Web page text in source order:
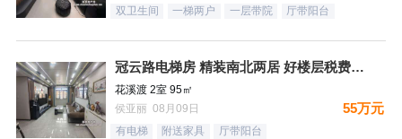
双卫生间 一梯两户 一层带院 厅带阳台
冠云路电梯房 精装南北两居 好楼层税费低有证
花溪渡 2室 95㎡
侯亚丽 08月09日
55万元
有电梯 附送家具 厅带阳台